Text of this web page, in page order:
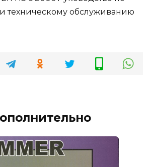
техническому обслуживанию